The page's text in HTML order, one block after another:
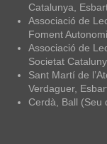
Catalunya,
Associació de
Foment
Associació de
Societat
Sant Martí de
Verdaguer,
Cerdà, Ball (Seu